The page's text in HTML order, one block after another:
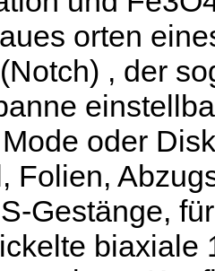
orten
, der
oder
Folien,
Gestänge,
biaxiale